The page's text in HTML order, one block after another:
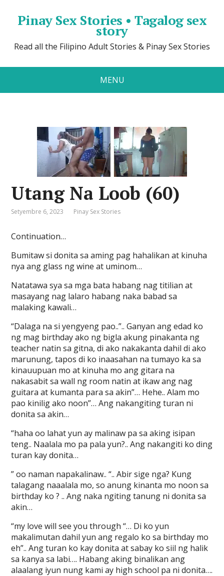
Pinay Sex Stories • Tagalog sex
story
Read all the Filipino Adult Stories & Pinay Sex Stories
MENU
Utang Na Loob (60)
Setyembre 6, 2023 Pinay Sex Stories
Continuation…
Bumitaw si donita sa aming pag hahalikan at kinuha
nya ang glass ng wine at uminom…
Natatawa sya sa mga bata habang nag titilian at
masayang nag lalaro habang naka babad sa
malaking kawali…
“Dalaga na si yengyeng pao..”.. Ganyan ang edad ko
ng mag birthday ako ng bigla akung pinakanta ng
teacher natin sa gitna, di ako nakakanta dahil di ako
marunung, tapos di ko inaasahan na tumayo ka sa
kinauupuan mo at kinuha mo ang gitara na
nakasabit sa wall ng room natin at ikaw ang nag
guitara at kumanta para sa akin”… Hehe.. Alam mo
pao kinilig ako noon”… Ang nakangiting turan ni
donita sa akin…
“haha oo lahat yun ay malinaw pa sa aking isipan
teng.. Naalala mo pa pala yun?.. Ang nakangiti ko ding
turan kay donita…
” oo naman napakalinaw.. “.. Abir sige nga? Kung
talagang naaalala mo, so anung kinanta mo noon sa
birthday ko ? .. Ang naka ngiting tanung ni donita sa
akin…
“my love will see you through “… Di ko yun
makalimutan dahil yun ang regalo ko sa birthday mo
eh”.. Ang turan ko kay donita at sabay ko siil ng halik
sa kanya sa labi…. Habang aking binalikan ang
alaalang iyun nung kami ay high school pa ni donita….